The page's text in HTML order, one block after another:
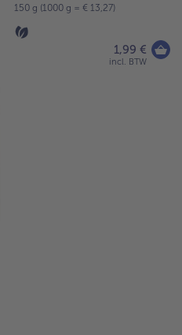
150 g (1000 g = € 13,27)
1,99 €
incl. BTW